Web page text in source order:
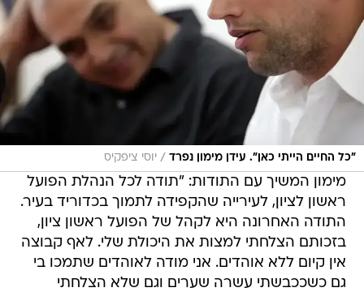
"כל החיים הייתי כאן". עידן מימון נפרד / יוסי ציפקיס
מימון המשיך עם התודות: "תודה לכל הנהלת הפועל
ראשון לציון, לעירייה שהקפידה לתמוך בכדוריד בעיר.
התודה האחרונה היא לקהל של הפועל ראשון ציון,
בזכותם הצלחתי למצות את היכולת שלי. לאף קבוצה
אין קיום ללא אוהדים. אני מודה לאוהדים שתמכו בי
גם כשככבשתי עשרה שערים וגם שלא הצלחתי